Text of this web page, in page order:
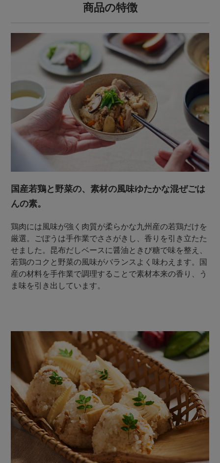
商品の特徴
国産若鶏と野菜の、素材の風味ゆたかな混ぜごは
んの素。
鶏肉には風味が強く肉質が柔らかな九州産の若鶏だけを
厳選。ごぼうは手作業でささがきし、香りを引き立たた
せました。昆布だしベースに醤油ときび糖で味を整え、
若鶏のコクと野菜の風味がバランスよく味わえます。国
産の材料を手作業で調理することで素材本来の香り、う
ま味を引き出しています。